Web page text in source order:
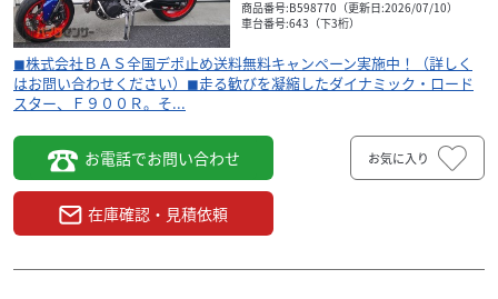
モトラッド 八千代
R12 ワンオーナー コンフォートパッケージ シリン
ダーヘッ...
210.00万円
◼︎全国デポ止め送料無料キャンペーン実施中！（詳しくはお
商品番号:B598770（更新日:2026/07/10）
車台番号:643（下3桁）
◼︎株式会社ＢＡＳ全国デポ止め送料無料キャンペーン実施中！（詳しく
はお問い合わせください）◼︎走る歓びを凝縮したダイナミック・ロード
スター、Ｆ９００Ｒ。そ...
お電話でお問い合わせ
在庫確認・見積依頼
お気に入り